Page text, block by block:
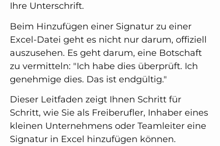
Ihre Unterschrift.
Beim Hinzufügen einer Signatur zu einer
Excel-Datei geht es nicht nur darum, offiziell
auszusehen. Es geht darum, eine Botschaft
zu vermitteln: "Ich habe dies überprüft. Ich
genehmige dies. Das ist endgültig."
Dieser Leitfaden zeigt Ihnen Schritt für
Schritt, wie Sie als Freiberufler, Inhaber eines
kleinen Unternehmens oder Teamleiter eine
Signatur in Excel hinzufügen können.